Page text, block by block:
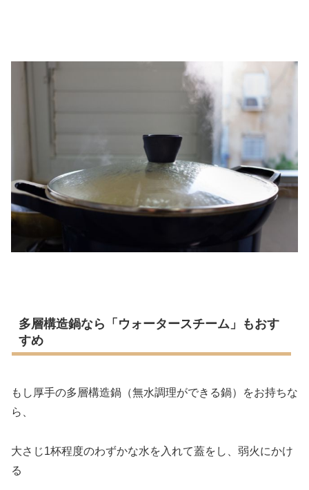
多層構造鍋なら「ウォータースチーム」もおす
すめ
もし厚手の多層構造鍋（無水調理ができる鍋）をお持ちな
ら、
大さじ1杯程度のわずかな水を入れて蓋をし、弱火にかけ
る